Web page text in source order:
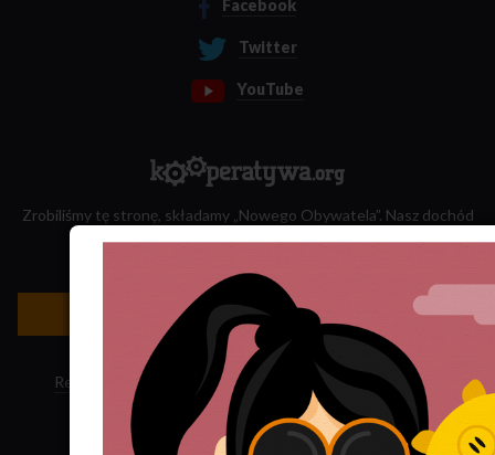
Facebook
Twitter
YouTube
Zrobiliśmy tę stronę, składamy „Nowego Obywatela”. Nasz dochód
Newsletter »
Regulamin sklepu Polityka ciasteczek · Subskrypcja RSS